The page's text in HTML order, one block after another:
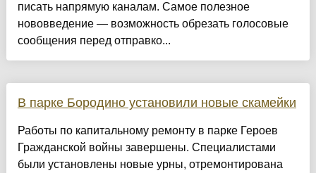
писать напрямую каналам. Самое полезное
нововведение — возможность обрезать голосовые
сообщения перед отправко...
В парке Бородино установили новые скамейки
Работы по капитальному ремонту в парке Героев
Гражданской войны завершены. Специалистами
были установлены новые урны, отремонтирована